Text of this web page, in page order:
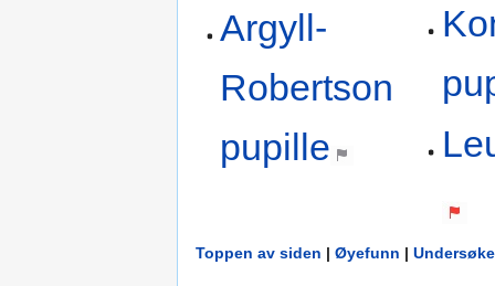
Argyll-
Robertson
pupille
Toppen av siden | Øyefunn |